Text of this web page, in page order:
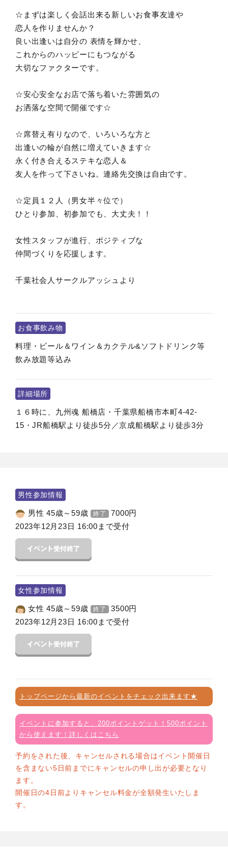
☆まずは楽しく会話出来る新しいお食事友達や
恋人を作りませんか？
良い出逢いは自分の 表情を輝かせ、
これからのハッピーにもつながる
大切なファクターです。
☆安心安全なお店で落ち着いた雰囲気の
お洒落な空間で開催です☆
☆席替え有りなので、いろいろな方と
出逢いの輪が自然に増えていきます☆
永く付き合えるステキな恋人＆
友人を作って下さいね。連絡先交換は自由です。
☆定員１２人（男女半々位で）
ひとり参加、初参加でも、大丈夫！！
女性スタッフが進行、ポジティブな
仲間づくりを応援します。
千葉社会人サークルアッシュより
お食事飲み物
料理・ビール＆ワイン＆カクテル&ソフトドリンク等
飲み放題等込み
詳細場所
１６時に、九州魂 船橋店・千葉県船橋市本町4-42-
15・JR船橋駅より徒歩5分／京成船橋駅より徒歩3分
男性参加情報
男性 45歳～59歳 終了 7000円
2023年12月23日 16:00まで受付
女性参加情報
女性 45歳～59歳 終了 3500円
2023年12月23日 16:00まで受付
トップページから最新のイベントをチェック出来ます★
イベントに参加すると、200ポイントゲット！500ポイント
から使えます！詳しくはこちら
予約をされた後、キャンセルされる場合はイベント開催日
を含まない5日前までにキャンセルの申し出が必要となり
ます。
開催日の4日前よりキャンセル料金が全額発生いたしま
す。